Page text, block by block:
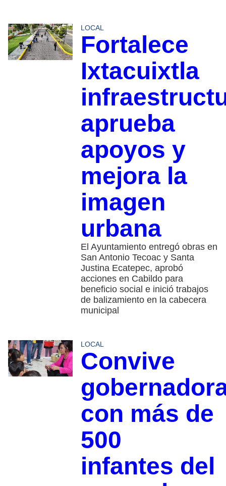
LOCAL
Fortalece
Ixtacuixtla
aprueba
apoyos y
mejora la
imagen
urbana
El Ayuntamiento entregó obras en
San Antonio Tecoac y Santa
Justina Ecatepec, aprobó
acciones en Cabildo para
beneficio social e inició trabajos
de balizamiento en la cabecera
municipal
LOCAL
Convive
con más de
500
infantes del